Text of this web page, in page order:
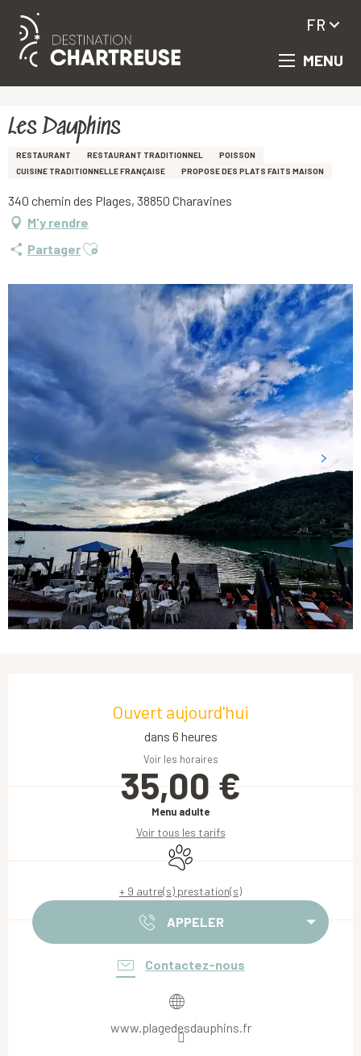
Aller
principal
MENU
FR
Les Dauphins
RESTAURANT RESTAURANT TRADITIONNEL
POISSON
CUISINE TRADITIONNELLE FRANÇAISE
PROPOSE DES PLATS FAITS MAISON
340 chemin des Plages, 38850 Charavines
M'y rendre
PartagerAjouter aux favoris
Ouvert aujourd'hui
dans 6 heures
Voir les horaires
35,00 €
Menu adulte
Voir tous les tarifs
Animaux acceptés
+ 9 autre(s) prestation(s)
APPELER
Contactez-nous
www.plagedesdauphins.fr